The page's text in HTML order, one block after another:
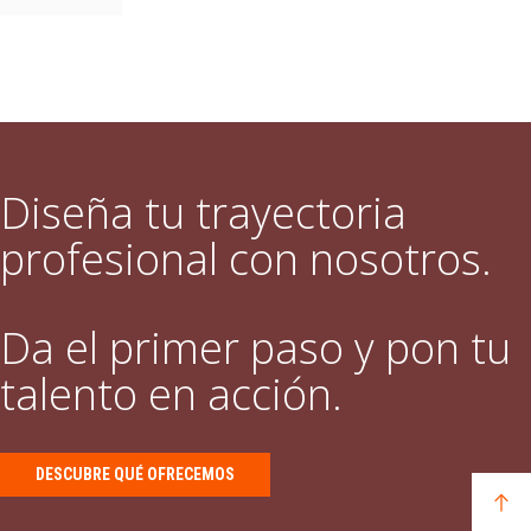
Diseña tu trayectoria
profesional con nosotros.
Da el primer paso y pon tu
talento en acción.
DESCUBRE QUÉ OFRECEMOS